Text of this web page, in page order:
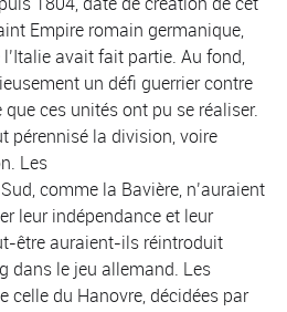
Empire romain germanique,
avait fait partie. Au fond,
un défi guerrier contre
ces unités ont pu se réaliser.
pérennisé la division, voire
Les
comme la Bavière, n’auraient
leur indépendance et leur
être auraient-ils réintroduit
dans le jeu allemand. Les
celle du Hanovre, décidées par